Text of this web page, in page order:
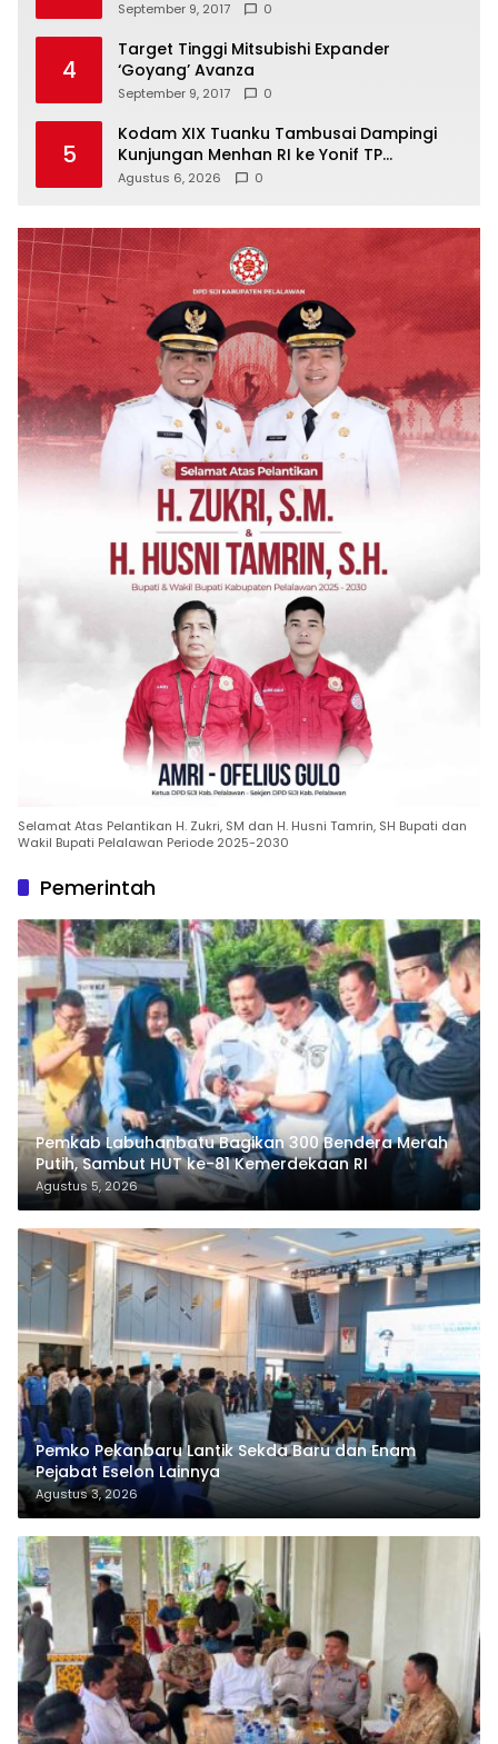
September 9, 2017 0
4
Target Tinggi Mitsubishi Expander
‘Goyang’ Avanza
September 9, 2017 0
5
Kodam XIX Tuanku Tambusai Dampingi
Kunjungan Menhan RI ke Yonif TP
952/Imam Bulqin, Perkuat Pembangunan
Agustus 6, 2026 0
Selamat Atas Pelantikan H. Zukri, SM dan H. Husni Tamrin, SH Bupati dan
Wakil Bupati Pelalawan Periode 2025-2030
Pemerintah
Pemkab Labuhanbatu Bagikan 300 Bendera Merah
Putih, Sambut HUT ke-81 Kemerdekaan RI
Agustus 5, 2026
Pemko Pekanbaru Lantik Sekda Baru dan Enam
Pejabat Eselon Lainnya
Agustus 3, 2026